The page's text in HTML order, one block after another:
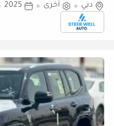
4WD | For Export
دبي أخرى 2025